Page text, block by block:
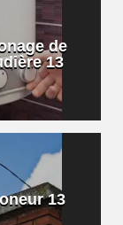
de
13
13